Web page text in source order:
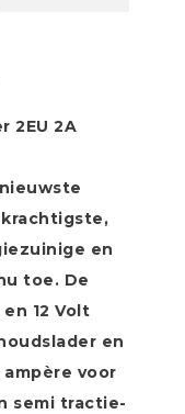
2EU 2A
krachtigste,
en
toe. De
12 Volt
en
voor
semi tractie-